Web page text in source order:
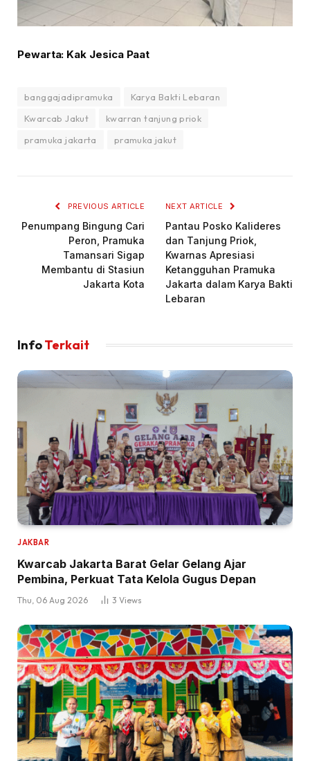
Pewarta: Kak Jesica Paat
banggajadipramuka
Karya Bakti Lebaran
Kwarcab Jakut
kwarran tanjung priok
pramuka jakarta
pramuka jakut
PREVIOUS ARTICLE
Penumpang Bingung Cari
Peron, Pramuka
Tamansari Sigap
Membantu di Stasiun
Jakarta Kota
NEXT ARTICLE
Pantau Posko Kalideres
dan Tanjung Priok,
Kwarnas Apresiasi
Ketangguhan Pramuka
Jakarta dalam Karya Bakti
Lebaran
InfoTerkait
JAKBAR
Kwarcab Jakarta Barat Gelar Gelang Ajar
Pembina, Perkuat Tata Kelola Gugus Depan
Thu, 06 Aug 2026 3 Views